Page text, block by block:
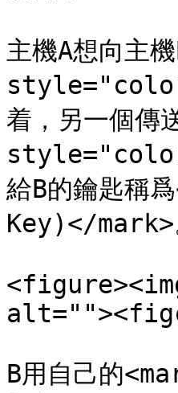
主機A想向主
着，另一個傳
給B的鑰匙
Key)</mark>
B用自己的